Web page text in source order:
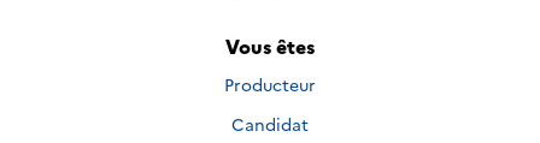
Vous êtes
Producteur
Candidat